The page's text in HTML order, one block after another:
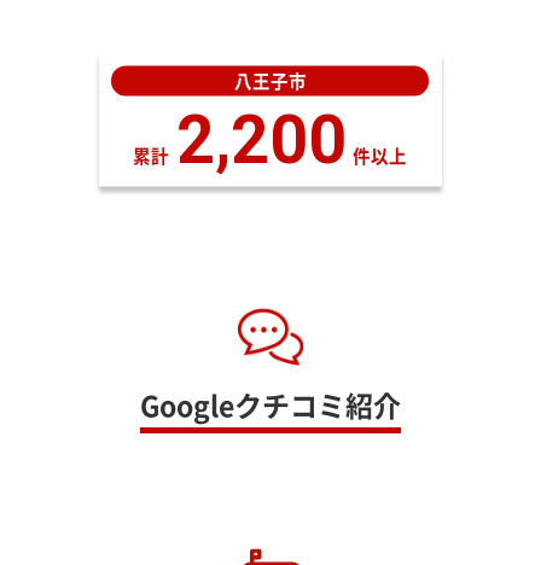
八王子市
累計 2,200 件以上
Googleクチコミ紹介